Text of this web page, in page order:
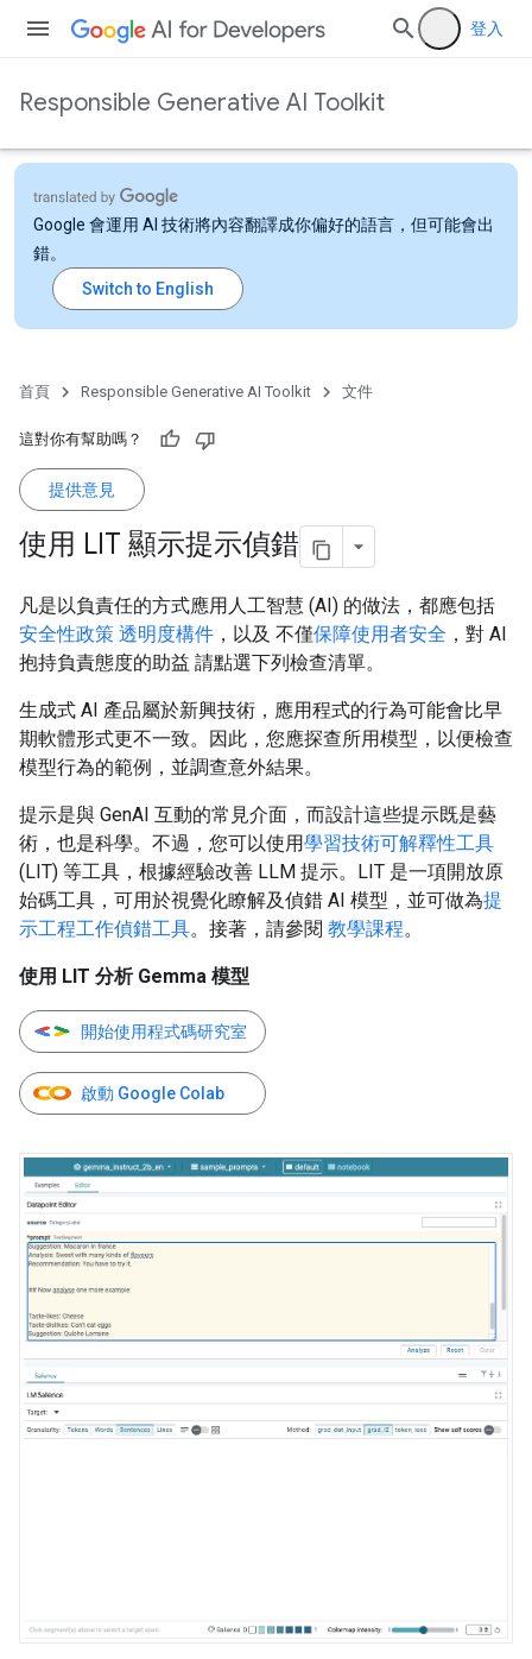
登入
Responsible Generative AI Toolkit
Google 會運用 AI 技術將內容翻譯成你偏好的語言，但可能會出
錯。
首頁 Responsible Generative AI Toolkit 文件
這對你有幫助嗎？
提供意見
使用 LIT 顯示提示偵錯
凡是以負責任的方式應用人工智慧 (AI) 的做法，都應包括
安全性政策 透明度構件 ，以及 不僅保障使用者安全 ，對 AI
抱持負責態度的助益 請點選下列檢查清單。
生成式 AI 產品屬於新興技術，應用程式的行為可能會比早
期軟體形式更不一致。因此，您應探查所用模型，以便檢查
模型行為的範例，並調查意外結果。
提示是與 GenAI 互動的常見介面，而設計這些提示既是藝
術，也是科學。不過，您可以使用學習技術可解釋性工具
(LIT) 等工具，根據經驗改善 LLM 提示。LIT 是一項開放原
始碼工具，可用於視覺化瞭解及偵錯 AI 模型，並可做為提
示工程工作偵錯工具。接著，請參閱 教學課程。
使用 LIT 分析 Gemma 模型
開始使用程式碼研究室
啟動 Google Colab